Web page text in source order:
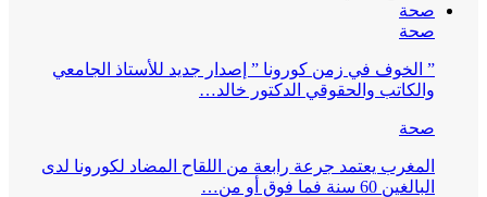
صحة
صحة
” الخوف في زمن كورونا ” إصدار جديد للأستاذ الجامعي
والكاتب والحقوقي الدكتور خالد…
صحة
المغرب يعتمد جرعة رابعة من اللقاح المضاد لكورونا لدى
البالغين 60 سنة فما فوق أو من…